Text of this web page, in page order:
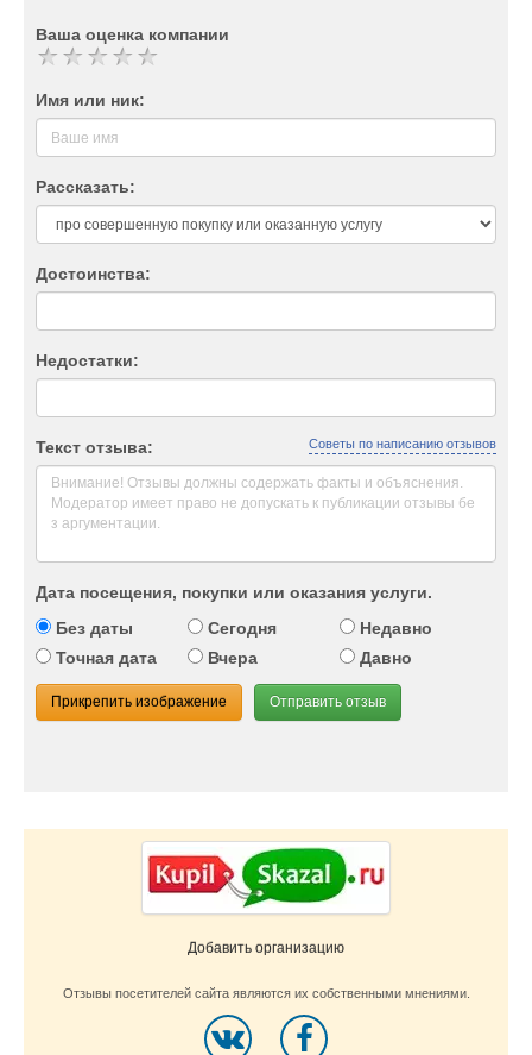
Ваша оценка компании
Имя или ник:
Рассказать:
Достоинства:
Недостатки:
Текст отзыва: Советы по написанию отзывов
Дата посещения, покупки или оказания услуги.
Без даты
Сегодня
Недавно
Точная дата
Вчера Давно
Прикрепить изображение Отправить отзыв
Добавить организацию
Отзывы посетителей сайта являются их собственными мнениями.